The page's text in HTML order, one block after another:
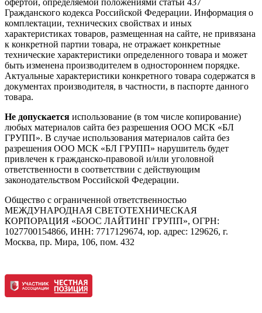
Гражданского кодекса Российской Федерации. Информация о
комплектации, технических свойствах и иных
характеристиках товаров, размещенная на сайте, не привязана
к конкретной партии товара, не отражает конкретные
технические характеристики определенного товара и может
быть изменена производителем в одностороннем порядке.
Актуальные характеристики конкретного товара содержатся в
документах производителя, в частности, в паспорте данного
товара.
Не допускается использование (в том числе копирование)
любых материалов сайта без разрешения ООО МСК «БЛ
ГРУПП». В случае использования материалов сайта без
разрешения ООО МСК «БЛ ГРУПП» нарушитель будет
привлечен к гражданско-правовой и/или уголовной
ответственности в соответствии с действующим
законодательством Российской Федерации.
Общество с ограниченной ответственностью
МЕЖДУНАРОДНАЯ СВЕТОТЕХНИЧЕСКАЯ
КОРПОРАЦИЯ «БООС ЛАЙТИНГ ГРУПП», ОГРН:
1027700154866, ИНН: 7717129674, юр. адрес: 129626, г.
Москва, пр. Мира, 106, пом. 432